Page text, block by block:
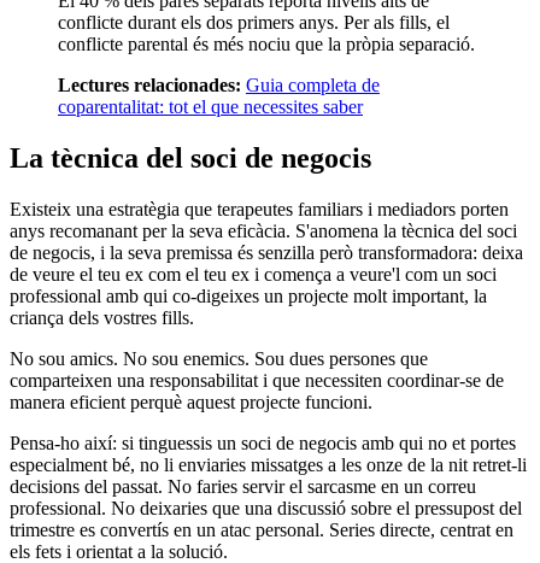
conflicte durant els dos primers anys. Per als fills, el
conflicte parental és més nociu que la pròpia separació.
Lectures relacionades: Guia completa de
coparentalitat: tot el que necessites saber
La tècnica del soci de negocis
Existeix una estratègia que terapeutes familiars i mediadors porten
anys recomanant per la seva eficàcia. S'anomena la tècnica del soci
de negocis, i la seva premissa és senzilla però transformadora: deixa
de veure el teu ex com el teu ex i comença a veure'l com un soci
professional amb qui co-digeixes un projecte molt important, la
criança dels vostres fills.
No sou amics. No sou enemics. Sou dues persones que
comparteixen una responsabilitat i que necessiten coordinar-se de
manera eficient perquè aquest projecte funcioni.
Pensa-ho així: si tinguessis un soci de negocis amb qui no et portes
especialment bé, no li enviaries missatges a les onze de la nit retret-li
decisions del passat. No faries servir el sarcasme en un correu
professional. No deixaries que una discussió sobre el pressupost del
trimestre es convertís en un atac personal. Series directe, centrat en
els fets i orientat a la solució.